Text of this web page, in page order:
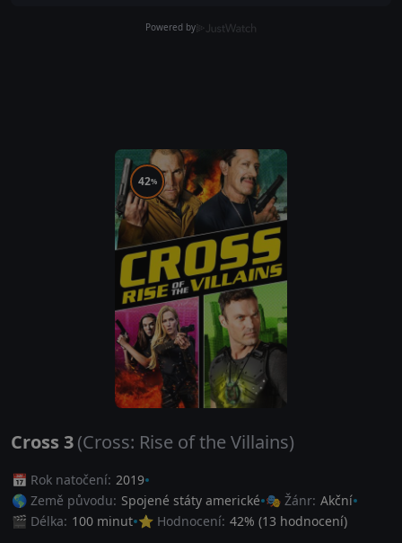
Powered by
42%
Cross 3(Cross: Rise of the Villains)
📅 Rok natočení: 2019
🌎 Země původu: Spojené státy americké 🎭 Žánr: Akční
🎬 Délka: 100 minut ⭐ Hodnocení: 42% (13 hodnocení)